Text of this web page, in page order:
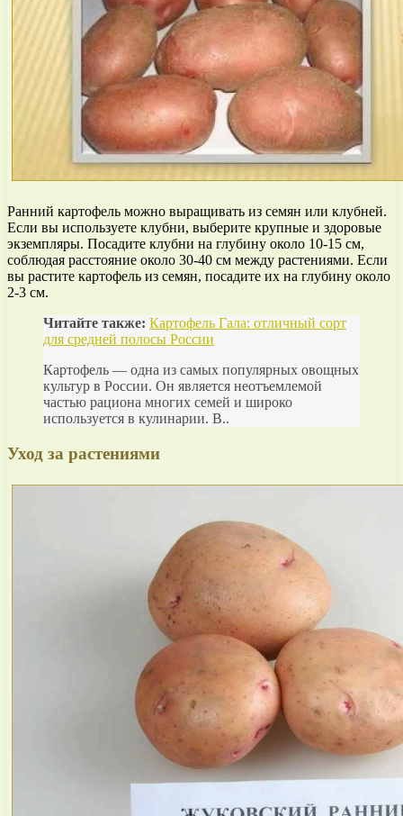
Ранний картофель можно выращивать из семян или клубней.
Если вы используете клубни, выберите крупные и здоровые
экземпляры. Посадите клубни на глубину около 10-15 см,
соблюдая расстояние около 30-40 см между растениями. Если
вы растите картофель из семян, посадите их на глубину около
2-3 см.
Читайте также: Картофель Гала: отличный сорт
для средней полосы России
Картофель — одна из самых популярных овощных
культур в России. Он является неотъемлемой
частью рациона многих семей и широко
используется в кулинарии. В..
Уход за растениями